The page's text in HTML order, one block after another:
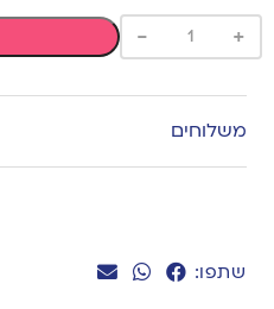
שתפו:
+
-
משלוחים